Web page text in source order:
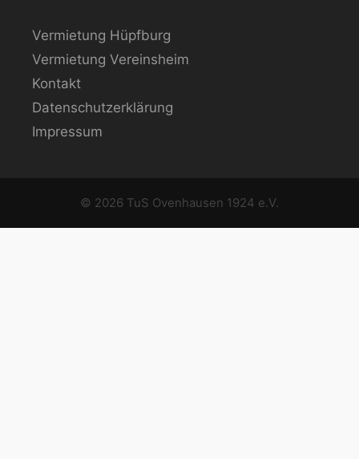
Vermietung Hüpfburg
Vermietung Vereinsheim
Kontakt
Datenschutzerklärung
Impressum
© 2026 TuS Ovenhausen 1924 e.V.